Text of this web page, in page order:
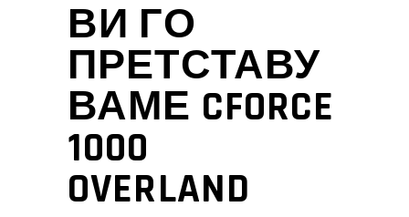
ВИ ГО
ПРЕТСТАВУ
ВАМЕ CFORCE
1000
OVERLAND